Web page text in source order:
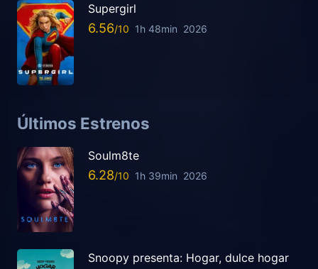
Supergirl
6.56 1h 48min 2026
Últimos Estrenos
Soulm8te
6.28 1h 39min 2026
Snoopy presenta: Hogar, dulce hogar